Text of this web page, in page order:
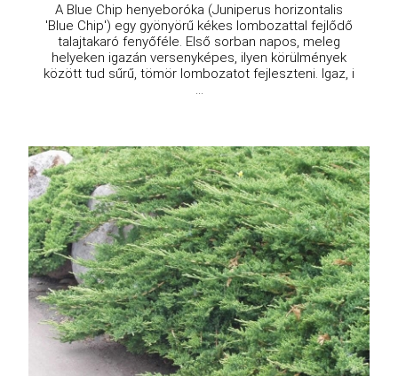
A Blue Chip henyeboróka (Juniperus horizontalis
'Blue Chip') egy gyönyörű kékes lombozattal fejlődő
talajtakaró fenyőféle. Első sorban napos, meleg
helyeken igazán versenyképes, ilyen körülmények
között tud sűrű, tömör lombozatot fejleszteni. Igaz, i
...